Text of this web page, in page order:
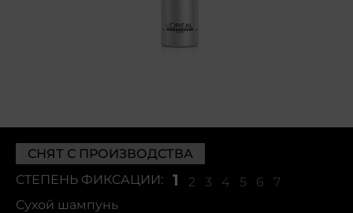
СНЯТ С ПРОИЗВОДСТВА
СТЕПЕНЬ ФИКСАЦИИ:
1 2 3 4 5 6
7
Сухой шампунь